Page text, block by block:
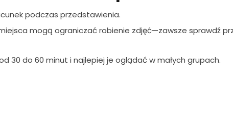
podczas przedstawienia.
mogą ograniczać robienie zdjęć—zawsze sprawdź
30 do 60 minut i najlepiej je oglądać w małych grupach.